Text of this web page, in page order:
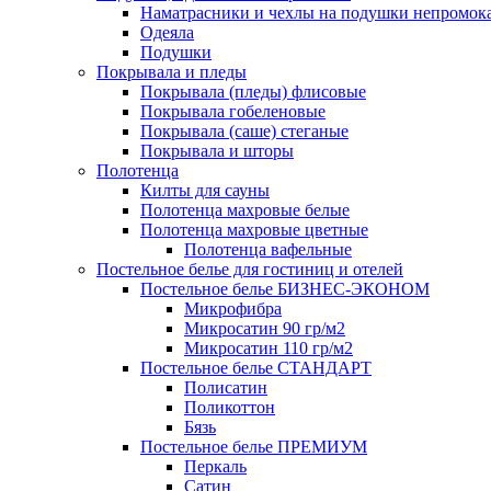
Наматрасники и чехлы на подушки
Одеяла
Подушки
Покрывала и пледы
Покрывала (пледы) флисовые
Покрывала гобеленовые
Покрывала (саше) стеганые
Покрывала и шторы
Полотенца
Килты для сауны
Полотенца махровые белые
Полотенца махровые цветные
Полотенца вафельные
Постельное белье для гостиниц и отелей
Постельное белье БИЗНЕС-ЭКОНОМ
Микрофибра
Микросатин 90 гр/м2
Микросатин 110 гр/м2
Постельное белье СТАНДАРТ
Полисатин
Поликоттон
Бязь
Постельное белье ПРЕМИУМ
Перкаль
Сатин